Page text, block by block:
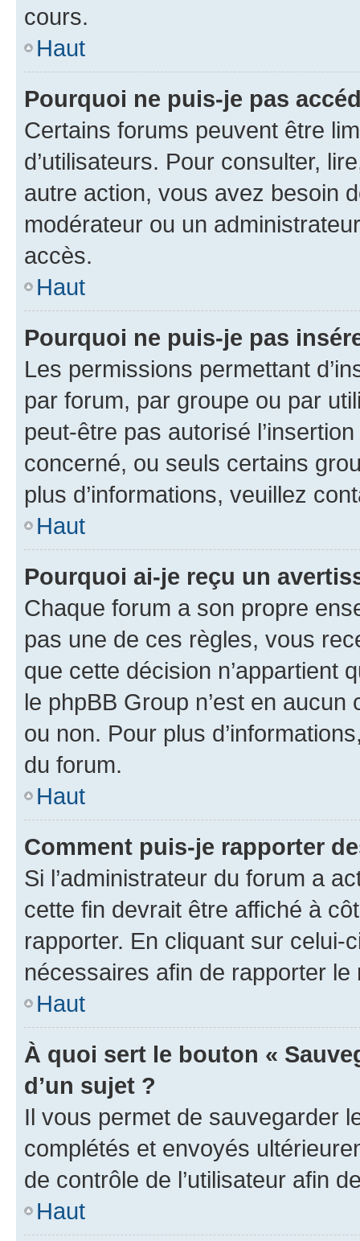
cours.
Haut
Pourquoi ne puis-je pas
Certains forums peuvent être
d’utilisateurs. Pour consulter,
autre action, vous avez besoin
modérateur ou un
accès.
Haut
Pourquoi ne puis-je pas
Les permissions permettant
par forum, par groupe ou par
peut-être pas autorisé
concerné, ou seuls certains
plus d’informations, veuillez
Haut
Pourquoi ai-je reçu un
Chaque forum a son propre
pas une de ces règles, vous
que cette décision n’appartient
le phpBB Group n’est en
ou non. Pour plus
du forum.
Haut
Comment puis-je rapporter
Si l’administrateur du forum a
cette fin devrait être affiché à
rapporter. En cliquant sur
nécessaires afin de rapporter le
Haut
À quoi sert le bouton «
d’un sujet ?
Il vous permet de sauvegarder
complétés et envoyés
de contrôle de l’utilisateur afin
Haut